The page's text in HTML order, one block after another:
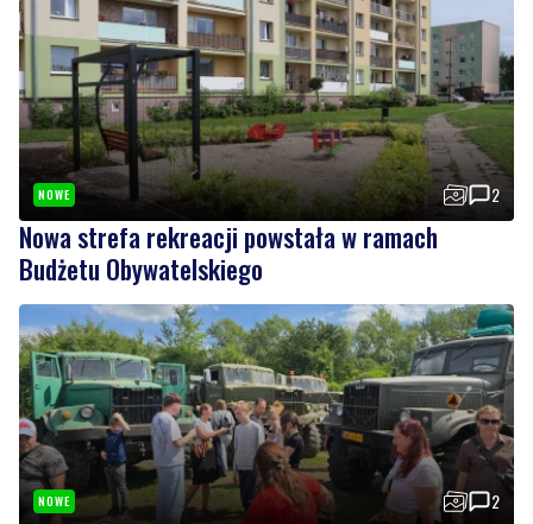
NOWE 2
Nowa strefa rekreacji powstała w ramach
Budżetu Obywatelskiego
NOWE 2